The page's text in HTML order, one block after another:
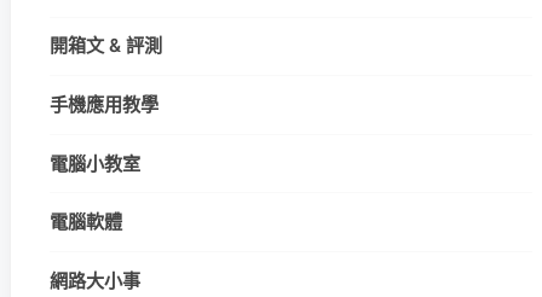
開箱文 & 評測
手機應用教學
電腦小教室
電腦軟體
網路大小事